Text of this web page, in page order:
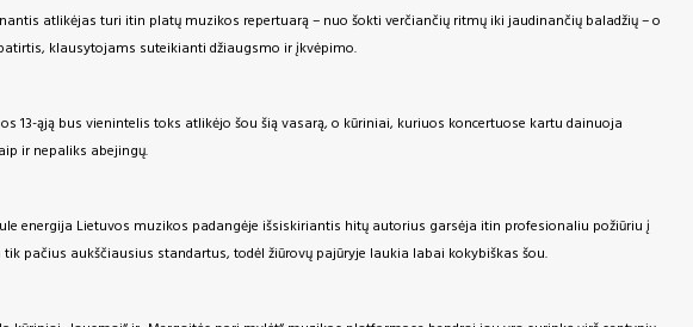
atlikėjas turi itin platų muzikos repertuarą – nuo šokti verčiančių ritmų iki jaudinančių baladžių – o
klausytojams suteikianti džiaugsmo ir įkvėpimo.
13-ąją bus vienintelis toks atlikėjo šou šią vasarą, o kūriniai, kuriuos koncertuose kartu dainuoja
ir nepaliks abejingų.
energija Lietuvos muzikos padangėje išsiskiriantis hitų autorius garsėja itin profesionaliu požiūriu į
pačius aukščiausius standartus, todėl žiūrovų pajūryje laukia labai kokybiškas šou.